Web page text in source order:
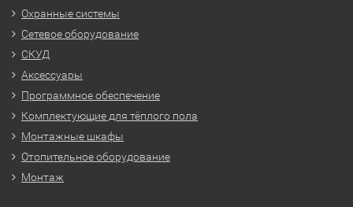
Охранные системы
Сетевое оборудование
СКУД
Аксессуары
Программное обеспечение
Комплектующие для тёплого пола
Монтажные шкафы
Отопительное оборудование
Монтаж